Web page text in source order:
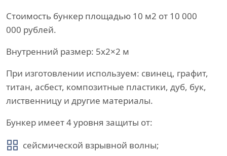
Стоимость бункер площадью 10 м2 от 10 000
000 рублей.
Внутренний размер: 5х2×2 м
При изготовлении используем: свинец, графит,
титан, асбест, композитные пластики, дуб, бук,
лиственницу и другие материалы.
Бункер имеет 4 уровня защиты от:
сейсмической взрывной волны;